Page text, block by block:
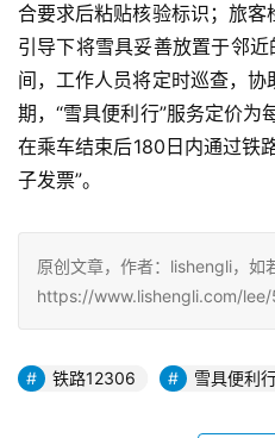
合要求后粘贴核验标识；旅
引导下将雪具妥善放置于邻近
间，工作人员将定时巡查，
期，“雪具便利行”服务定价
在乘车结束后180日内通过铁
子发票”。
原创文章，作者：lishengli，如
https://www.lishengli.com/lee/
铁路12306 雪具便利